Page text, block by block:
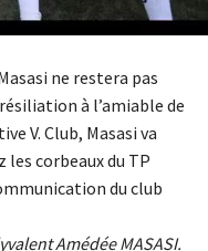
ne restera pas
à l’amiable de
V. Club, Masasi va
les corbeaux du TP
du club
Amédée MASASI.